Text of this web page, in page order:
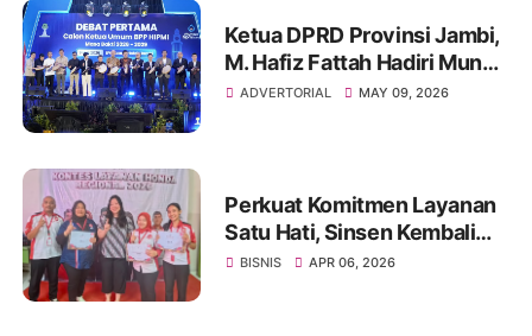
Ketua DPRD Provinsi Jambi,
M. Hafiz Fattah Hadiri Munas
HIPMI ke-18, Dorong
ADVERTORIAL MAY 09, 2026
Perkuat Komitmen Layanan
Satu Hati, Sinsen Kembali
Gelar KLHR Jambi 2026
BISNIS APR 06, 2026